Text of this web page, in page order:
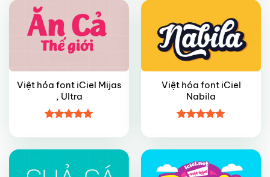
Việt hóa font iCiel Mijas
, Ultra
hạng55
sao
Việt hóa font iCiel
Nabila
hạng55
sao